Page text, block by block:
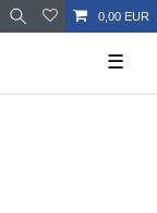
0,00 EUR
☰